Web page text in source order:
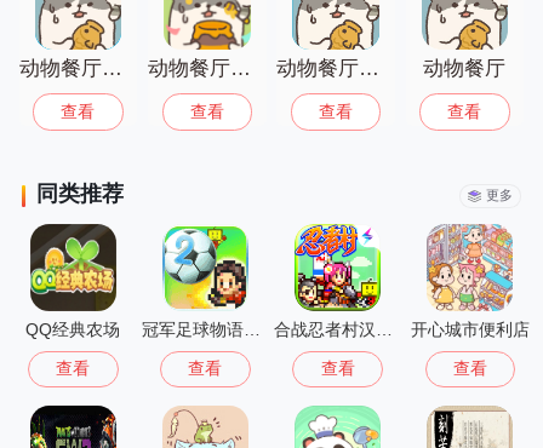
动物餐厅国际服(animalrestaurant)
查看
动物餐厅国际版
查看
动物餐厅无限金币
查看
动物餐厅
查看
同类推荐 更多
QQ经典农场
查看 查看 查看
开心城市便利店
查看